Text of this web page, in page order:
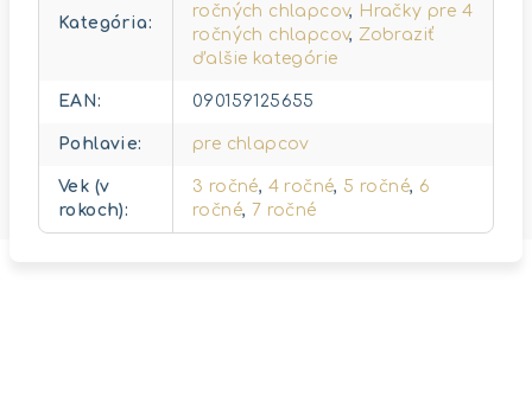
Kategória:
ročných chlapcov, Hračky pre 4
ročných chlapcov, Zobraziť
ďalšie kategórie
EAN: 090159125655
Pohlavie: pre chlapcov
Vek (v
rokoch):
3 ročné, 4 ročné, 5 ročné, 6
ročné, 7 ročné